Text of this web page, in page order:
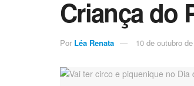
Criança do
Por Léa Renata 10 de outubro